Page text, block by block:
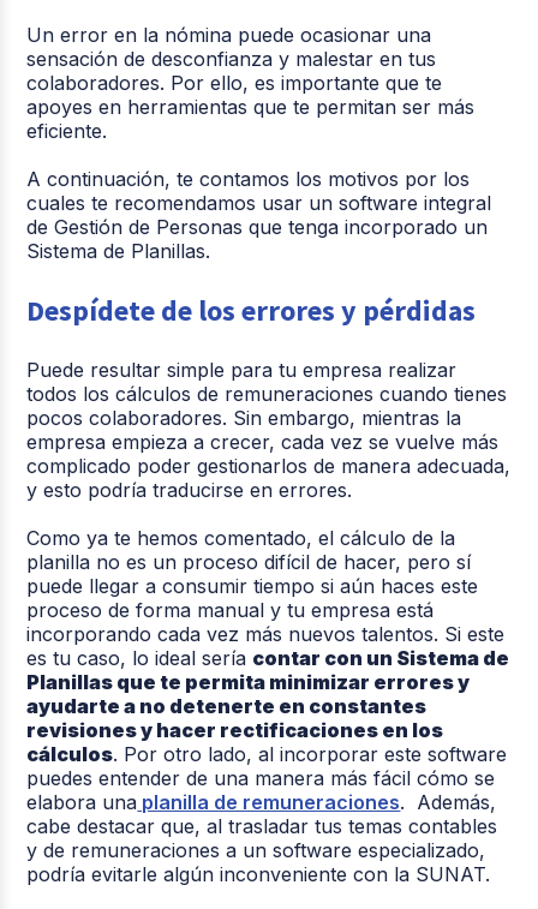
Un error en la nómina puede ocasionar una
sensación de desconfianza y malestar en tus
colaboradores. Por ello, es importante que te
apoyes en herramientas que te permitan ser más
eficiente.
A continuación, te contamos los motivos por los
cuales te recomendamos usar un software integral
de Gestión de Personas que tenga incorporado un
Sistema de Planillas.
Despídete de los errores y pérdidas
Puede resultar simple para tu empresa realizar
todos los cálculos de remuneraciones cuando tienes
pocos colaboradores. Sin embargo, mientras la
empresa empieza a crecer, cada vez se vuelve más
complicado poder gestionarlos de manera adecuada,
y esto podría traducirse en errores.
Como ya te hemos comentado, el cálculo de la
planilla no es un proceso difícil de hacer, pero sí
puede llegar a consumir tiempo si aún haces este
proceso de forma manual y tu empresa está
incorporando cada vez más nuevos talentos. Si este
es tu caso, lo ideal sería contar con un Sistema de
Planillas que te permita minimizar errores y
ayudarte a no detenerte en constantes
revisiones y hacer rectificaciones en los
cálculos. Por otro lado, al incorporar este software
puedes entender de una manera más fácil cómo se
elabora una planilla de remuneraciones. Además,
cabe destacar que, al trasladar tus temas contables
y de remuneraciones a un software especializado,
podría evitarle algún inconveniente con la SUNAT.